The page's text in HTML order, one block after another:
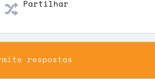
Partilhar
respostas